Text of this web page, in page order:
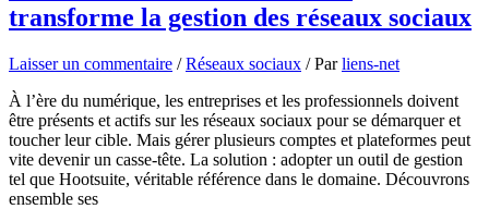
transforme la gestion des réseaux sociaux
Laisser un commentaire /Réseaux sociaux / Parliens-net
À l’ère du numérique, les entreprises et les professionnels doivent
être présents et actifs sur les réseaux sociaux pour se démarquer et
toucher leur cible. Mais gérer plusieurs comptes et plateformes peut
vite devenir un casse-tête. La solution : adopter un outil de gestion
tel que Hootsuite, véritable référence dans le domaine. Découvrons
ensemble ses